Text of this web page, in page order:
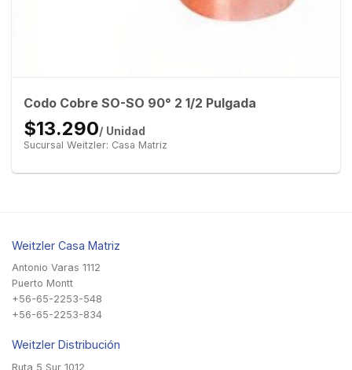
Codo Cobre SO-SO 90° 2 1/2 Pulgada
$13.290/ Unidad
Sucursal Weitzler: Casa Matriz
Weitzler Casa Matriz
Antonio Varas 1112
Puerto Montt
+56-65-2253-548
+56-65-2253-834
Weitzler Distribución
Ruta 5 Sur 1012